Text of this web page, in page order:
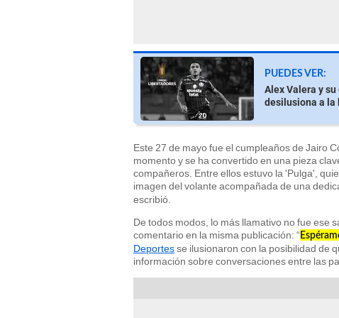
PUEDES VER:
Alex Valera y
desilusiona a la
Este 27 de mayo fue el cumpleaños de Jairo
momento y se ha convertido en una pieza
compañeros. Entre ellos estuvo la 'Pulga',
imagen del volante acompañada de una
escribió.
De todos modos, lo más llamativo no fue ese
comentario en la misma publicación: “
Deportesse ilusionaron con la posibilidad de
información sobre conversaciones entre las